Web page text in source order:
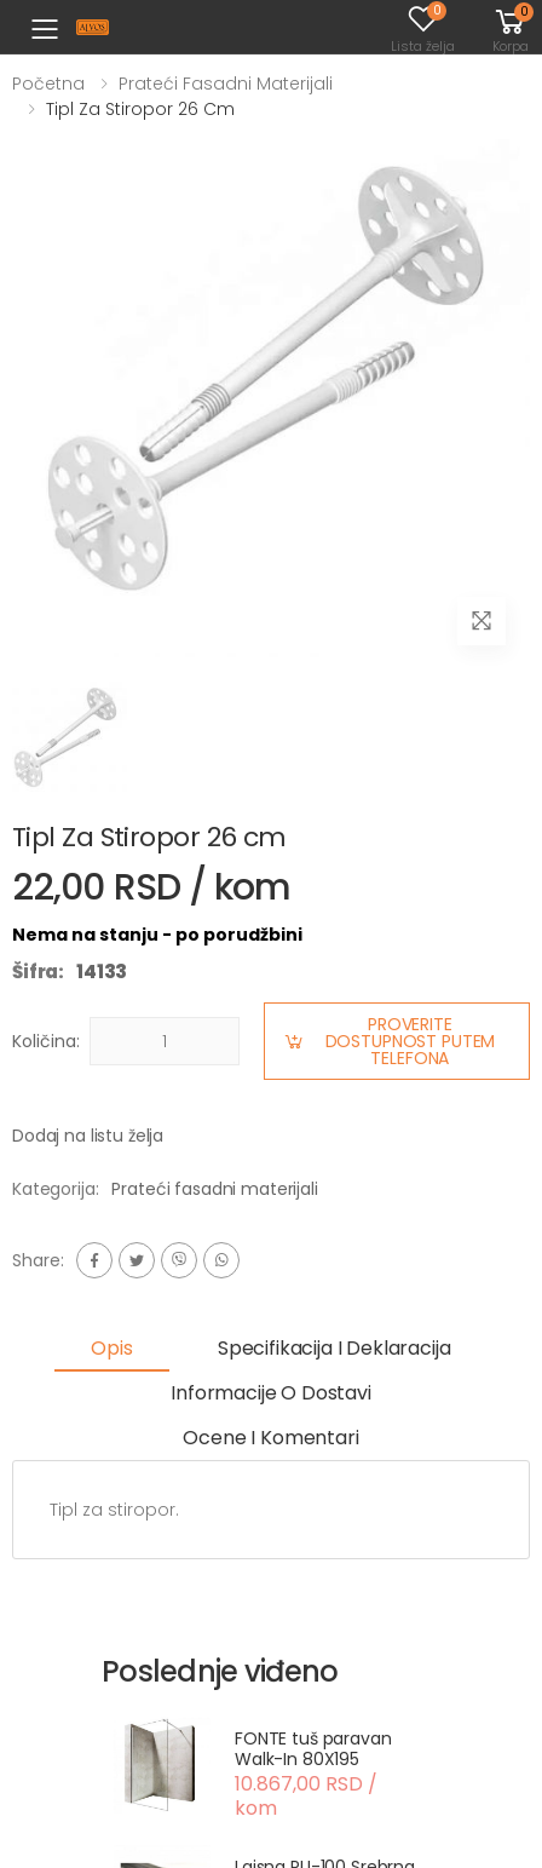
Toggle mobile menu
0
Lista želja
0
Korpa
Početna
Prateći Fasadni Materijali
Tipl Za Stiropor 26 Cm
Tipl Za Stiropor 26 cm
22,00 RSD / kom
Nema na stanju - po porudžbini
Šifra: 14133
Količina:
PROVERITE
DOSTUPNOST PUTEM
TELEFONA
Dodaj na listu želja
Kategorija: Prateći fasadni materijali
Share:
Opis
Specifikacija I Deklaracija
Informacije O Dostavi
Ocene I Komentari
Tipl za stiropor.
Poslednje viđeno
FONTE tuš paravan
Walk-In 80X195
10.867,00 RSD /
kom